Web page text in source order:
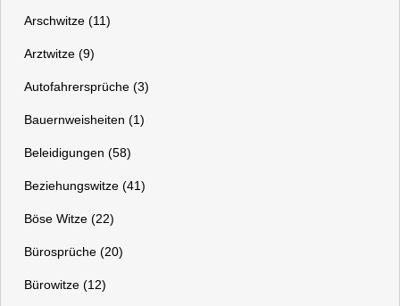
Arschwitze (11)
Arztwitze (9)
Autofahrersprüche (3)
Bauernweisheiten (1)
Beleidigungen (58)
Beziehungswitze (41)
Böse Witze (22)
Bürosprüche (20)
Bürowitze (12)